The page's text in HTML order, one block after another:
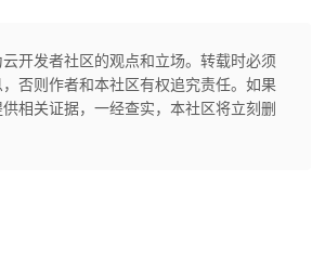
开发者社区的观点和立场。转载时必须
否则作者和本社区有权追究责任。如果
相关证据，一经查实，本社区将立刻删